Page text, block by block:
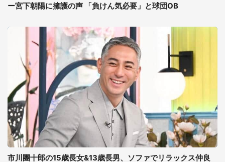
ー宮下朝陽に擁護の声 「負けん気必要」と球団OB
市川團十郎の15歳長女&13歳長男、ソファでリラックス仲良